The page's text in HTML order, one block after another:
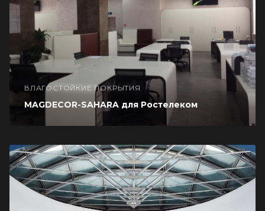
ВЛАГОСТОЙКИЕ ПОКРЫТИЯ
MAGDECOR-SAHARA для Ростелеком